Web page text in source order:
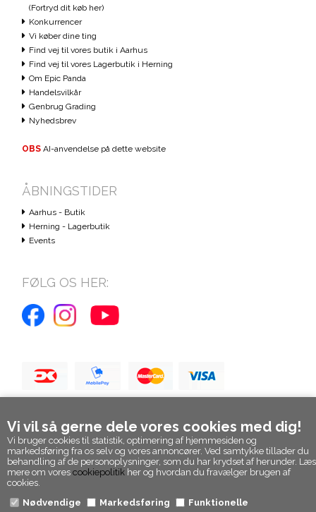
Vi vil så gerne dele vores cookies med dig!
Vi bruger cookies til statistik, optimering af hjemmesiden og
markedsføring fra os selv og vores annoncører. Ved samtykke tillader du
behandling af de personoplysninger, som du har krydset af herunder. Læs
mere om vores cookiepolitik her og hvordan du fravælger brugen af
cookies.
Nødvendige
Markedsføring
Funktionelle
(Fortryd dit køb her)
Konkurrencer
Vi køber dine ting
Find vej til vores butik i Aarhus
Find vej til vores Lagerbutik i Herning
Om Epic Panda
Handelsvilkår
Genbrug Grading
Nyhedsbrev
OBS AI-anvendelse på dette website
ÅBNINGSTIDER
Aarhus - Butik
Herning - Lagerbutik
Events
FØLG OS HER: